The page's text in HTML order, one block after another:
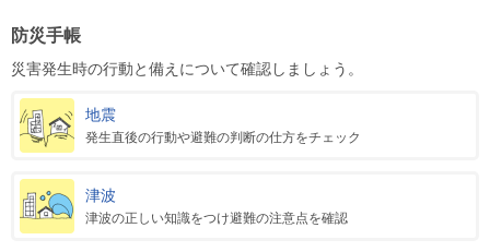
防災手帳
災害発生時の行動と備えについて確認しましょう。
地震
発生直後の行動や避難の判断の仕方をチェック
津波
津波の正しい知識をつけ避難の注意点を確認